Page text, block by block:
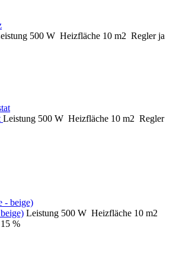
500 W Heizfläche 10 m2 Regler ja
Leistung 500 W Heizfläche 10 m2 Regler
Leistung 500 W Heizfläche 10 m2
15 %